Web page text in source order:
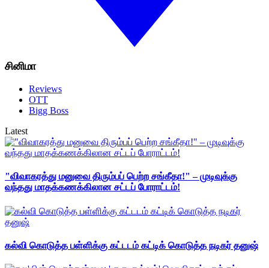
சினிமா
Reviews
OTT
Bigg Boss
Latest
"விவாகரத்து மனுவை திரும்பப் பெற்ற சங்கீதா!" – முடிவுக்கு
வந்தது மாதக்கணக்கிலான சட்டப் போராட்டம்!
கல்வி கொடுத்த பள்ளிக்கு கட்டடம் கட்டிக் கொடுத்த நடிகர் தனுஷ்